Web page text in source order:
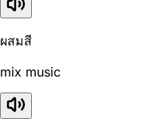
ผสมสี
mix music